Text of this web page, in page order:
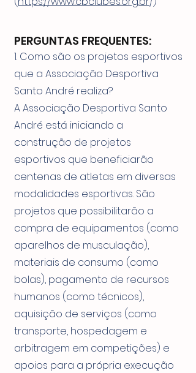
PERGUNTAS FREQUENTES:
1. Como são os projetos esportivos
que a Associação Desportiva
Santo André realiza?
A Associação Desportiva Santo
André está iniciando a
construção de projetos
esportivos que beneficiarão
centenas de atletas em diversas
modalidades esportivas. São
projetos que possibilitarão a
compra de equipamentos (como
aparelhos de musculação),
materiais de consumo (como
bolas), pagamento de recursos
humanos (como técnicos),
aquisição de serviços (como
transporte, hospedagem e
arbitragem em competições) e
apoios para a própria execução